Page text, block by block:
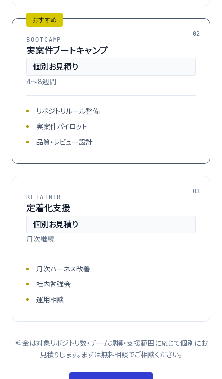
おすすめ
02
BOOTCAMP
実案件ブートキャンプ
個別お見積り
4〜8週間
リポジトリルール整備
実案件パイロット
品質・レビュー設計
03
RETAINER
定着化支援
個別お見積り
月次継続
月次ハーネス改善
社内勉強会
運用相談
料金は対象リポジトリ数・チーム規模・支援範囲に応じて個別にお
見積りします。まずは無料相談でご相談ください。